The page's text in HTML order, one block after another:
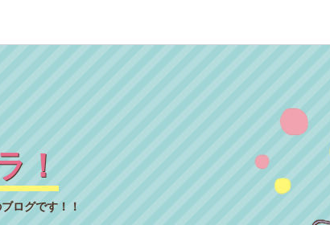
！
ログです！！